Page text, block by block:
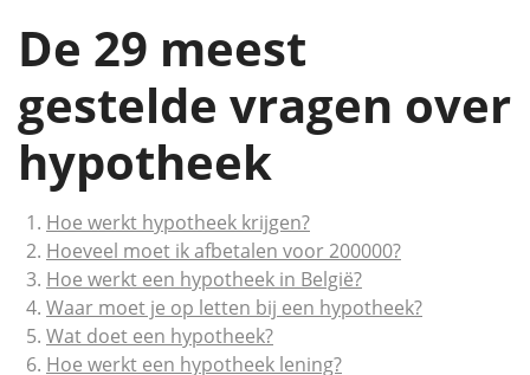
De 29 meest
gestelde vragen over
hypotheek
Hoe werkt hypotheek krijgen?
Hoeveel moet ik afbetalen voor 200000?
Hoe werkt een hypotheek in België?
Waar moet je op letten bij een hypotheek?
Wat doet een hypotheek?
Hoe werkt een hypotheek lening?